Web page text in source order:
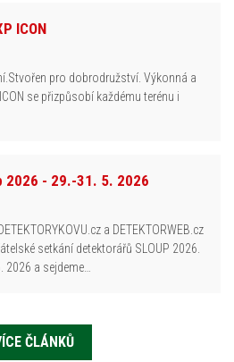
ICON
pro dobrodružství. Výkonná a
se přizpůsobí každému terénu i
2026 - 29.-31. 5. 2026
a DETEKTORWEB.cz
setkání detektorářů SLOUP 2026.
2026 a sejdeme…
ČLÁNKŮ